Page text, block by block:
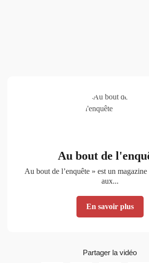
Au bout de
Au bout de l’enquête » est un
aux...
En savoir plus
Partager la vidéo